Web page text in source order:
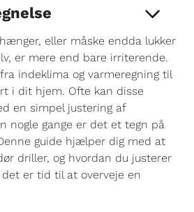
eller måske endda lukker
er mere end bare irriterende.
indeklima og varmeregning til
i dit hjem. Ofte kan disse
en simpel justering af
nogle gange er det et tegn på
guide hjælper dig med at
driller, og hvordan du justerer
er tid til at overveje en